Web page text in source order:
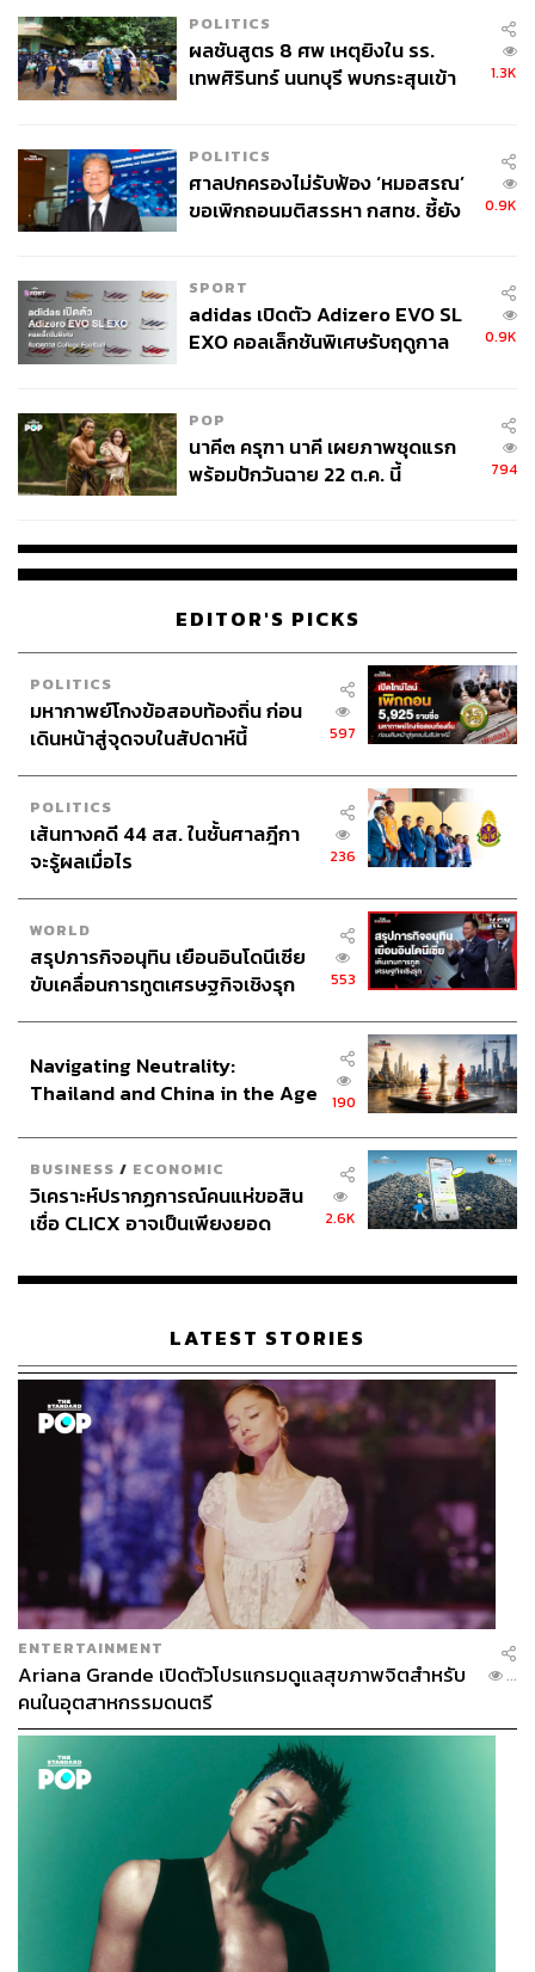
ประตูน้ำ
รถไฟฟ้าสายสีส้ม
โครงการรถไฟฟ้าสายสีส้ม
ถนนพระราม 9
กรุงเทพมหานคร
รถไฟฟ้า
การรถไฟฟ้าขนส่งมวลชนแห่งประเทศไทย (รฟม.)
การจราจร
ถนนเพชรบุรี
ABOUT THE AUTHOR
THE STANDARD TEAM
กองบรรณาธิการ THE STANDARD
POLITICS
ผลชันสูตร 8 ศพ เหตุยิงใน รร.
เทพศิรินทร์ นนทบุรี พบกระสุนเข้า
1.3K
POLITICS
ศาลปกครองไม่รับฟ้อง ‘หมอสรณ’
ขอเพิกถอนมติสรรหา กสทช. ชี้ยัง
0.9K
SPORT
adidas เปิดตัว Adizero EVO SL
EXO คอลเล็กชันพิเศษรับฤดูกาล
0.9K
POP
นาคี๓ ครุฑา นาคี เผยภาพชุดแรก
พร้อมปักวันฉาย 22 ต.ค. นี้
794
EDITOR'S PICKS
POLITICS
มหากาพย์โกงข้อสอบท้องถิ่น ก่อน
เดินหน้าสู่จุดจบในสัปดาห์นี้
597
POLITICS
เส้นทางคดี 44 สส. ในชั้นศาลฎีกา
จะรู้ผลเมื่อไร
236
WORLD
สรุปภารกิจอนุทิน เยือนอินโดนีเซีย
ขับเคลื่อนการทูตเศรษฐกิจเชิงรุก
553
Navigating Neutrality:
Thailand and China in the Age
190
BUSINESS / ECONOMIC
วิเคราะห์ปรากฏการณ์คนแห่ขอสิน
เชื่อ CLICX อาจเป็นเพียงยอด
เรือนไทยที่ถูกซุกไว้
2.6K
LATEST STORIES
ENTERTAINMENT
Ariana Grande เปิดตัวโปรแกรมดูแลสุขภาพจิตสำหรับ
คนในอุตสาหกรรมดนตรี
...